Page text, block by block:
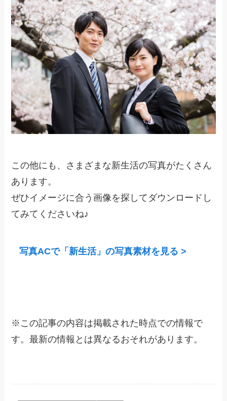
この他にも、さまざまな新生活の写真がたくさん
あります。
ぜひイメージに合う画像を探してダウンロードし
てみてくださいね♪
写真ACで「新生活」の写真素材を見る >
※ この記事の内容は掲載された時点での情報で
す。最新の情報とは異なるおそれがあります。